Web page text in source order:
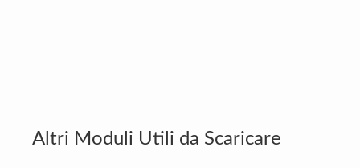
Altri Moduli Utili da Scaricare